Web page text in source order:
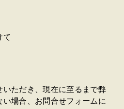
て
いただき、現在に至るまで弊
場合、お問合せフォームに